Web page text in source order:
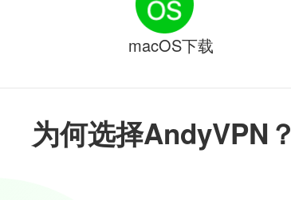
为何选择AndyVPN？
macOS下载